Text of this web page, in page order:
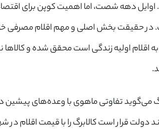
شصت، اما اهمیت کوپن برای اقتصاد
در حقیقت بخش اصلی و مهم اقلام مصرفی
اولیه زندگی است محقق شده و کالا‌ها
می‌گوید تفاوتی ماهوی با وعده‌های
کاربری ×